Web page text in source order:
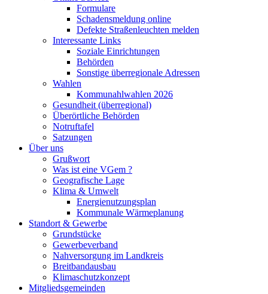
Formulare
Schadensmeldung online
Defekte Straßenleuchten melden
Interessante Links
Soziale Einrichtungen
Behörden
Sonstige überregionale Adressen
Wahlen
Kommunahlwahlen 2026
Gesundheit (überregional)
Überörtliche Behörden
Notruftafel
Satzungen
Über uns
Grußwort
Was ist eine VGem ?
Geografische Lage
Klima & Umwelt
Energienutzungsplan
Kommunale Wärmeplanung
Standort & Gewerbe
Grundstücke
Gewerbeverband
Nahversorgung im Landkreis
Breitbandausbau
Klimaschutzkonzept
Mitgliedsgemeinden